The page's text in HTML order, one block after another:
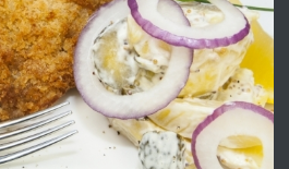
/ресторант, бистро/ в с.
община Кирково
преди 7 месеца
под наем в супер център